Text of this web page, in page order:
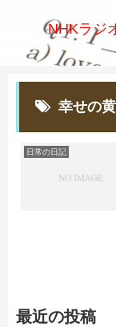
NHKラジ
幸せの
日常の日記
最近の投稿